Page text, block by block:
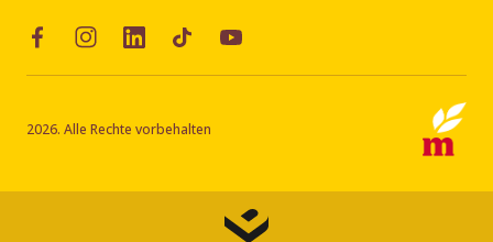
2026. Alle Rechte vorbehalten